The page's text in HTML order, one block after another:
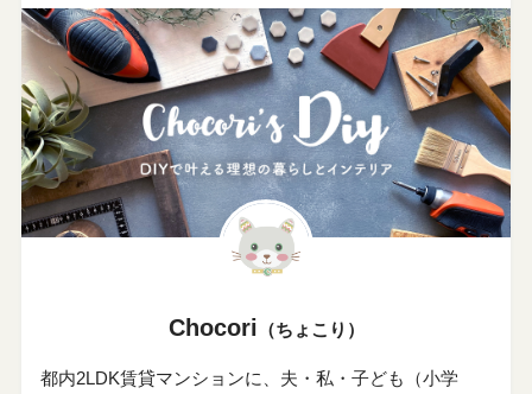
Chocori （ちょこり）
都内2LDK賃貸マンションに、夫・私・子ども（小学